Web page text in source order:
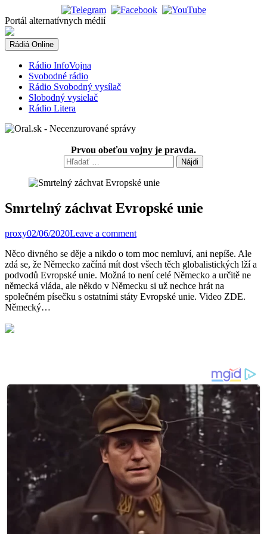
to
content
Portál alternatívnych médií
Rádiá Online
Rádio InfoVojna
Svobodné rádio
Rádio Svobodný vysílač
Slobodný vysielač
Rádio Litera
Prvou obeťou vojny je pravda.
Hľadať:
Smrtelný záchvat Evropské unie
proxy02/06/2020Leave a comment
Něco divného se děje a nikdo o tom moc nemluví, ani nepíše. Ale
zdá se, že Německo začíná mít dost všech těch globalistických lží a
podvodů Evropské unie. Možná to není celé Německo a určitě ne
německá vláda, ale někdo v Německu si už nechce hrát na
společném písečku s ostatními státy Evropské unie. Video ZDE.
Německý…